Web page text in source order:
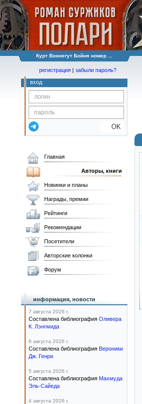
Курт Воннегут Бойня номер ...
регистрация | забыли пароль?
вход
OK
Главная
Авторы, книги
Новинки и планы
Награды, премии
Рейтинги
Рекомендации
Посетители
Авторские колонки
Форум
информация, новости
7 августа 2026 г.
Составлена библиография Оливера
К. Лэнгмида
6 августа 2026 г.
Составлена библиография Вероники
Дж. Генри
5 августа 2026 г.
Составлена библиография Махмуда
Эль-Сайеда
4 августа 2026 г.